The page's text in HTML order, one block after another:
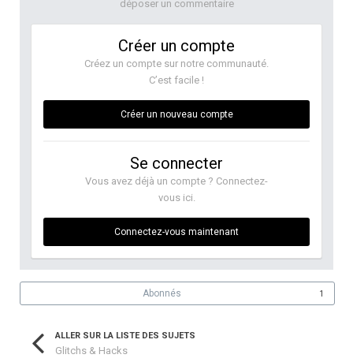
déposer un commentaire
Créer un compte
Créez un compte sur notre communauté.
C’est facile !
Créer un nouveau compte
Se connecter
Vous avez déjà un compte ? Connectez-
vous ici.
Connectez-vous maintenant
Abonnés 1
ALLER SUR LA LISTE DES SUJETS
Glitchs & Hacks